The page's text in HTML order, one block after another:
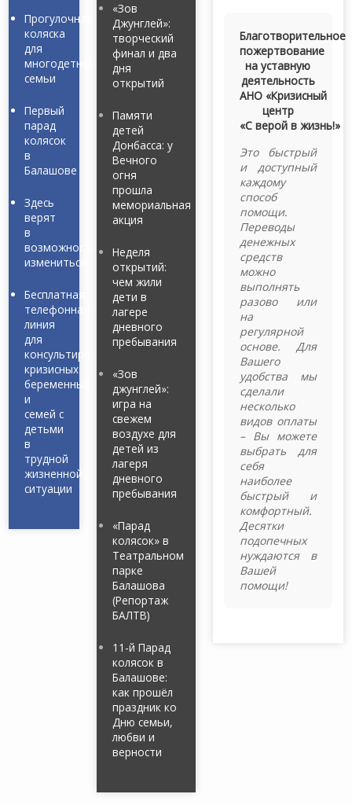
Прогулочная
коляска
для
многодетной
семьи
Первый
парад
колясок
в
Балашове
Здесь
верят
в
возможность
измениться
Бесплатная
телефонная
линия
для
консультирования
кризисных
беременных
и
семей с
детьми
в
трудной
жизненной
ситуации
«Зов
Джунглей»:
творческий
финал и два
дня
открытий
Памяти
детей
Донбасса: у
Вечного
огня
прошла
мемориальная
акция
Неделя
открытий:
чем жили
дети в
лагере
дневного
пребывания
«Зов
джунглей»:
игра на
свежем
воздухе для
детей из
лагеря
дневного
пребывания
«Парад
колясок» в
Театральном
парке
Балашова
(Репортаж
БАЛТВ)
11-й Парад
колясок в
Балашове:
как прошёл
праздник ко
Дню семьи,
любви и
верности
Благотворительное
пожертвование
на уставную
деятельность
АНО «Кризисный
центр
«С верой в жизнь!»
Это быстрый
и доступный
каждому
способ
помощи.
Переводы
денежных
средств
можно
выполнять
разово или
на
регулярной
основе. Для
Вашего
удобства мы
сделали
несколько
видов оплаты
– Вы можете
выбрать для
себя
наиболее
быстрый и
комфортный.
Десятки
подопечных
нуждаются в
Вашей
помощи!